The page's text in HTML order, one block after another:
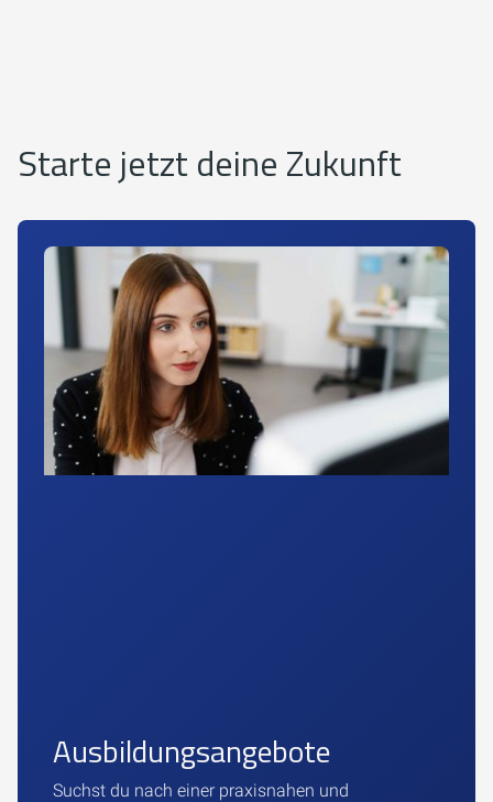
Starte jetzt deine Zukunft
Ausbildungsangebote
Suchst du nach einer praxisnahen und